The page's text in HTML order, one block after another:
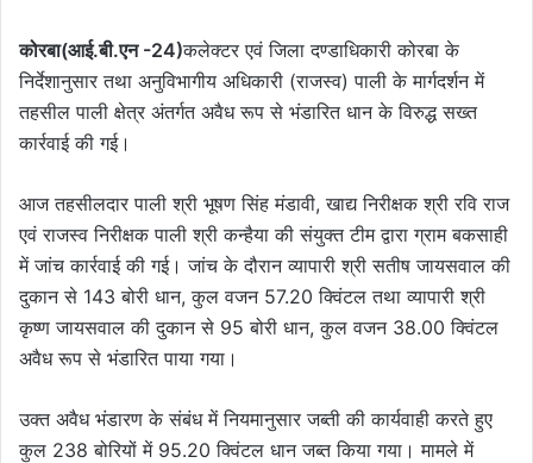
कोरबा(आई.बी.एन -24)कलेक्टर एवं जिला दण्डाधिकारी कोरबा के
निर्देशानुसार तथा अनुविभागीय अधिकारी (राजस्व) पाली के मार्गदर्शन में
तहसील पाली क्षेत्र अंतर्गत अवैध रूप से भंडारित धान के विरुद्ध सख्त
कार्रवाई की गई।
आज तहसीलदार पाली श्री भूषण सिंह मंडावी, खाद्य निरीक्षक श्री रवि राज
एवं राजस्व निरीक्षक पाली श्री कन्हैया की संयुक्त टीम द्वारा ग्राम बकसाही
में जांच कार्रवाई की गई। जांच के दौरान व्यापारी श्री सतीष जायसवाल की
दुकान से 143 बोरी धान, कुल वजन 57.20 क्विंटल तथा व्यापारी श्री
कृष्ण जायसवाल की दुकान से 95 बोरी धान, कुल वजन 38.00 क्विंटल
अवैध रूप से भंडारित पाया गया।
उक्त अवैध भंडारण के संबंध में नियमानुसार जब्ती की कार्यवाही करते हुए
कुल 238 बोरियों में 95.20 क्विंटल धान जब्त किया गया। मामले में